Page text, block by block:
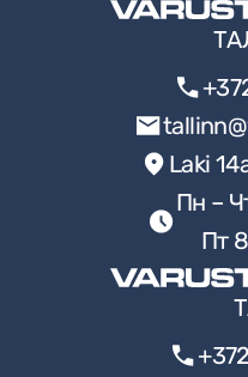
СПЕЦИАЛЬНЫЕ
ПЫЛЕСОС BOSCH
АКЦИЯ НА
АККУМУЛЯТОР
ЗАРЯДНОЕ
СТРОИТЕЛЬНАЯ
Laki
Пн –
Пт